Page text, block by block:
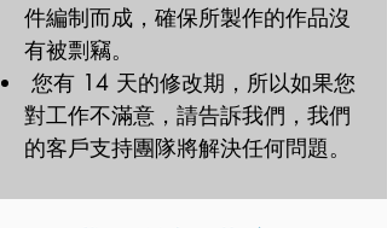
件編制而成，確保所製作的作品沒
有被剽竊。
您有 14 天的修改期，所以如果您
對工作不滿意，請告訴我們，我們
的客戶支持團隊將解決任何問題。